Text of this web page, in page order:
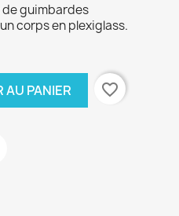
de guimbardes
corps en plexiglass.
AU PANIER favorite_border